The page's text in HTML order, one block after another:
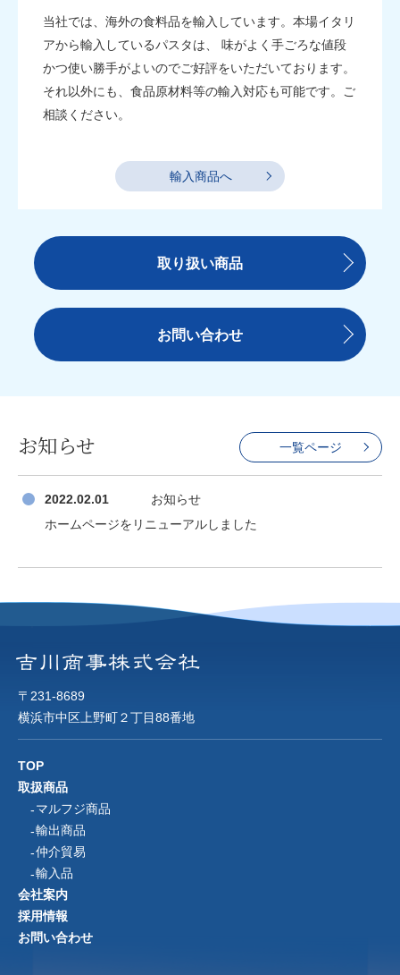
当社では、海外の食料品を輸入しています。本場イタリ
アから輸入しているパスタは、 味がよく手ごろな値段
かつ使い勝手がよいのでご好評をいただいております。
それ以外にも、食品原材料等の輸入対応も可能です。ご
相談ください。
輸入商品へ
取り扱い商品
お問い合わせ
お知らせ 一覧ページ
2022.02.01
お知らせ
ホームページをリニューアルしました
〒231-8689
横浜市中区上野町２丁目88番地
TOP
取扱商品
マルフジ商品
輸出商品
仲介貿易
輸入品
会社案内
採用情報
お問い合わせ